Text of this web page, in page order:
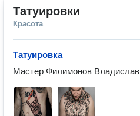
Татуировки
Красота
Татуировка
Мастер Филимонов Владислав